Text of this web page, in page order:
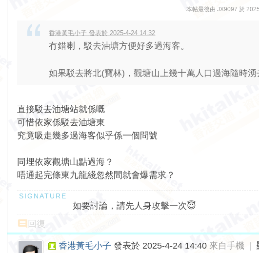
本帖最後由 JX9097 於
香港黃毛小子 發表於 2025-4-24 14:32
冇錯喇，駁去油塘方便好多過海客。
如果駁去將北(寶林)，觀塘山上幾十萬人口過海隨時
直接駁去油塘站就係嘅
可惜依家係駁去油塘東
究竟吸走幾多過海客似乎係一個問號
同埋依家觀塘山點過海？
唔通起完條東九龍綫忽然間就會爆需求？
如要討論，請先人身攻擊一次😇
回復
香港黃毛小子 發表於 2025-4-24 14:40 來自手機